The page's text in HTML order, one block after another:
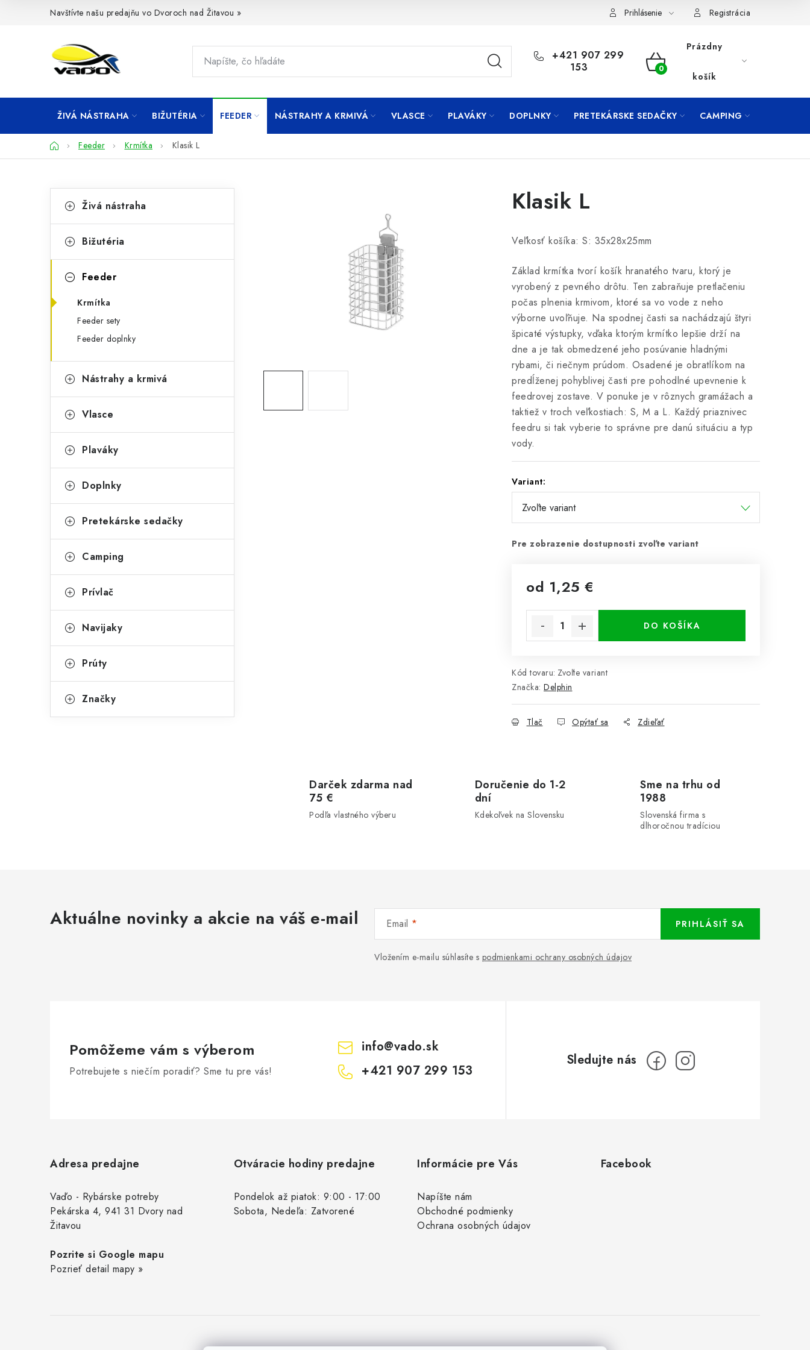
Navštívte našu predajňu vo Dvoroch nad Žitavou » Prihlásenie Registrácia
+421 907 299
153
NÁKUPNÝ
Prázdny
košík
ŽIVÁ NÁSTRAHA BIŽUTÉRIA FEEDER NÁSTRAHY A KRMIVÁ VLASCE PLAVÁKY DOPLNKY PRETEKÁRSKE SEDAČKY CAMPING
DomovFeeder Krmítka Klasik L
o
n
ý
p
n
l
kategórie
a
e
ó
e
Živá nástraha
Bižutéria
Feeder
Krmítka
Feeder sety
Feeder doplnky
Nástrahy a krmivá
Vlasce
Plaváky
Doplnky
Pretekárske sedačky
Camping
Prívlač
Navijaky
Prúty
Značky
Klasik L
Veľkosť košíka: S: 35x28x25mm
Základ krmítka tvorí košík hranatého tvaru, ktorý je
vyrobený z pevného drôtu. Ten zabraňuje pretlačeniu
počas plnenia krmivom, ktoré sa vo vode z neho
výborne uvoľňuje. Na spodnej časti sa nachádzajú štyri
špicaté výstupky, vďaka ktorým krmítko lepšie drží na
dne a je tak obmedzené jeho posúvanie hladnými
rybami, či riečnym prúdom. Osadené je obratlíkom na
predĺženej pohyblivej časti pre pohodlné upevnenie k
feedrovej zostave. V ponuke je v rôznych gramážach a
taktiež v troch veľkostiach: S, M a L. Každý priaznivec
feedru si tak vyberie to správne pre danú situáciu a typ
vody.
Variant:
Pre zobrazenie dostupnosti zvoľte variant
od 1,25 €
DO KOŠÍKA
Kód tovaru: Zvoľte variant
Značka: Delphin
Tlač Opýtať sa Zdieľať
Darček zdarma nad
75 €
Podľa vlastného výberu
Doručenie do 1-2
dní
Kdekoľvek na Slovensku
Sme na trhu od
1988
Slovenská firma s
dlhoročnou tradíciou
Aktuálne novinky a akcie na váš e-mail Email
Vložením e-mailu súhlasíte s podmienkami ochrany osobných údajov
PRIHLÁSIŤ SA
Pomôžeme vám s výberom
Potrebujete s niečím poradiť? Sme tu pre vás!
info@vado.sk
+421 907 299 153
Adresa predajne
Vaďo - Rybárske potreby
Pekárska 4, 941 31 Dvory nad
Žitavou
Pozrite si Google mapu
Pozrieť detail mapy »
Otváracie hodiny predajne
Pondelok až piatok: 9:00 - 17:00
Sobota, Nedeľa: Zatvorené
Informácie pre Vás
Napíšte nám
Obchodné podmienky
Ochrana osobných údajov
Facebook